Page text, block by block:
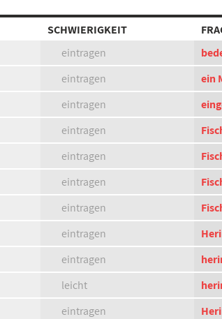
SCHWIERIGKEIT
eintragen
eintragen
ein
eintragen
eintragen
eintragen
eintragen
eintragen
eintragen
eintragen
leicht
eintragen